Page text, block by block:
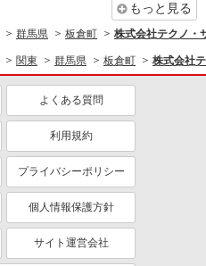
もっと見る
群馬県 板倉町 株式会社テクノ・
関東 群馬県 板倉町 株式会社
よくある質問
利用規約
プライバシーポリシー
個人情報保護方針
サイト運営会社